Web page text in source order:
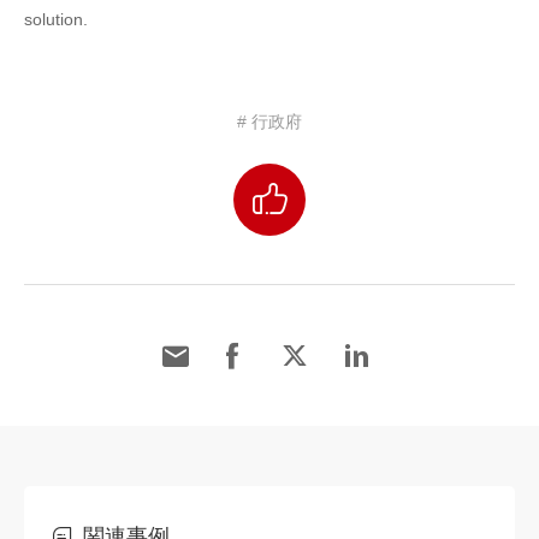
solution.
# 行政府